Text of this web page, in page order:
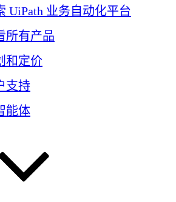
UiPath 业务自动化平台
所有产品
和定价
支持
能体